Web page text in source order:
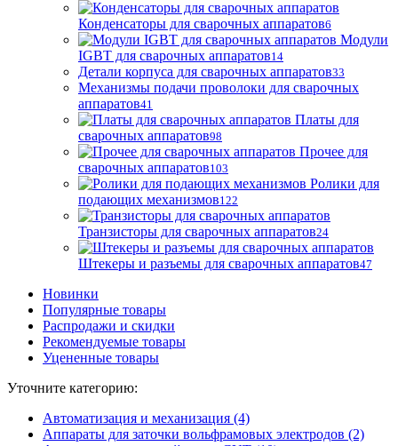
Конденсаторы для сварочных аппаратов6
Модули
IGBT для сварочных аппаратов14
Детали корпуса для сварочных аппаратов33
Механизмы подачи проволоки для сварочных
аппаратов41
Платы для
сварочных аппаратов98
Прочее для
сварочных аппаратов103
Ролики для
подающих механизмов122
Транзисторы для сварочных аппаратов24
Штекеры и разъемы для сварочных аппаратов47
Новинки
Популярные товары
Распродажи и скидки
Рекомендуемые товары
Уцененные товары
Уточните категорию:
Автоматизация и механизация (4)
Аппараты для заточки вольфрамовых электродов (2)